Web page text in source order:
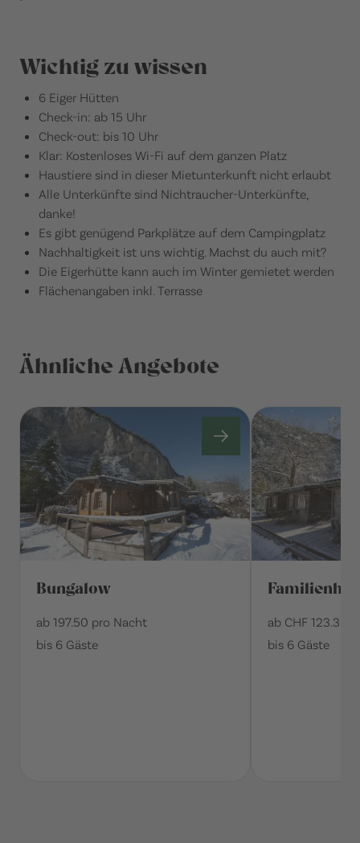
Wichtig zu wissen
6 Eiger Hütten
Check-in: ab 15 Uhr
Check-out: bis 10 Uhr
Klar: Kostenloses Wi-Fi auf dem ganzen Platz
Haustiere sind in dieser Mietunterkunft nicht erlaubt
Alle Unterkünfte sind Nichtraucher-Unterkünfte,
danke!
Es gibt genügend Parkplätze auf dem Campingplatz
Nachhaltigkeit ist uns wichtig. Machst du auch mit?
Die Eigerhütte kann auch im Winter gemietet werden
Flächenangaben inkl. Terrasse
Ähnliche Angebote
Bungalow
ab 197.50 pro Nacht
bis 6 Gäste
ab CHF 123.30
bis 6 Gäste